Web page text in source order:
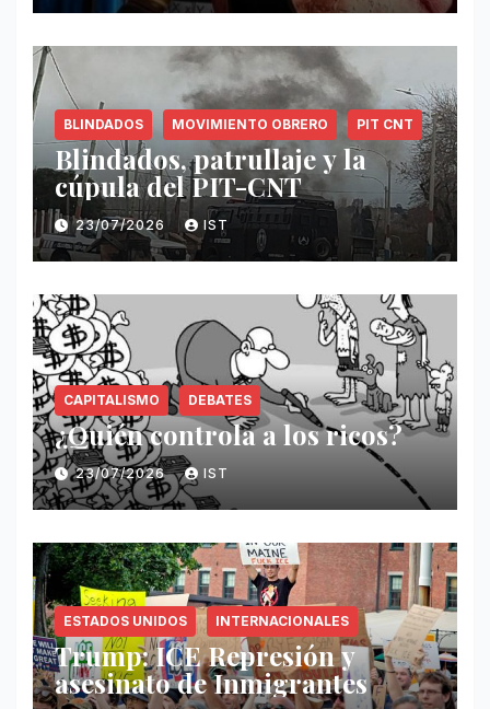
BLINDADOS MOVIMIENTO OBRERO PIT CNT
Blindados, patrullaje y la
cúpula del PIT-CNT
23/07/2026 IST
CAPITALISMO DEBATES
¿Quién controla a los ricos?
23/07/2026 IST
ESTADOS UNIDOS INTERNACIONALES
Trump: ICE Represión y
asesinato de Inmigrantes